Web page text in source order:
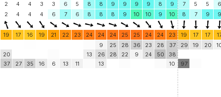
2
4 4 3 3 6 5 8 8 9 9 9 9 8 9 7 5 5
6
2
4 4 4 6 7 6 8 8 8 9 10 10 9 10 8 7 9 9
19 17 16 19 21 22 23 24 24 24 25 25 24 24 23 19 17 17
20
37
27 35 16 6 13 11
13
9
26
13
25
28
28
22
36
9
23
24
28
50
37
38
10
29
97
19 20